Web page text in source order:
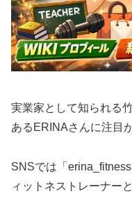
実業家として知られる
あるERINAさんに注目
SNSでは「
ィットネストレーナー